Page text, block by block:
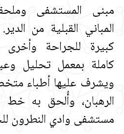
مبنى المستشفى
المباني القبلية من
كبيرة للجراحة وأخرى
كاملة بمعمل تحليل
ويشرف عليها أطباء
الرهبان، وأُلحق به
مستشفى وادي النطرون